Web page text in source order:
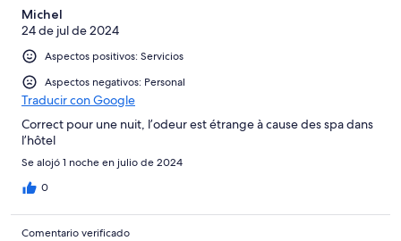
Michel
24 de jul de 2024
Aspectos positivos: Servicios
Aspectos negativos: Personal
Traducir con Google
Correct pour une nuit, l’odeur est étrange à cause des spa dans
l’hôtel
Se alojó 1 noche en julio de 2024
0
Comentario verificado